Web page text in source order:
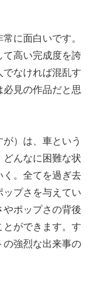
に面白いです。
高い完成度を誇
でなければ混乱す
必見の作品だと思
）は、車という
んなに困難な状
く。全てを過ぎ去
ップさを与えてい
やポップさの背後
とができます。す
の強烈な出来事の